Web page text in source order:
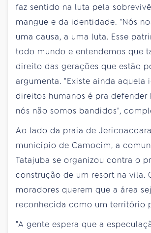
faz sentido na luta pela
mangue e da identidade. "Nós
uma causa, a uma luta. Esse
todo mundo e entendemos que
direito das gerações que estão
argumenta. "Existe ainda aquela
direitos humanos é pra defender
nós não somos bandidos",
Ao lado da praia de
município de Camocim, a
Tatajuba se organizou contra o
construção de um resort na vila.
moradores querem que a área
reconhecida como um território
"A gente espera que a